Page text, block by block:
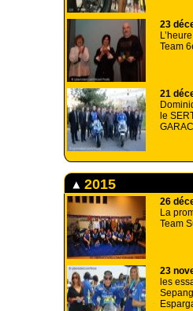
23
Team
21
le
GARAC
2015
26
La
Team
23
les